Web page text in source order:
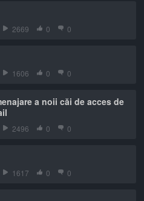
2669 0 0
1606 0 0
a noii căi de acces de
2496 0 0
1617 0 0